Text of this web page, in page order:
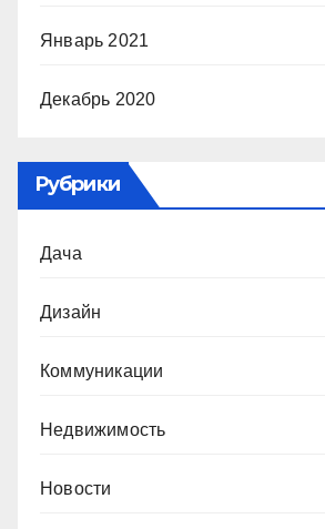
Январь 2021
Декабрь 2020
Рубрики
Дача
Дизайн
Коммуникации
Недвижимость
Новости